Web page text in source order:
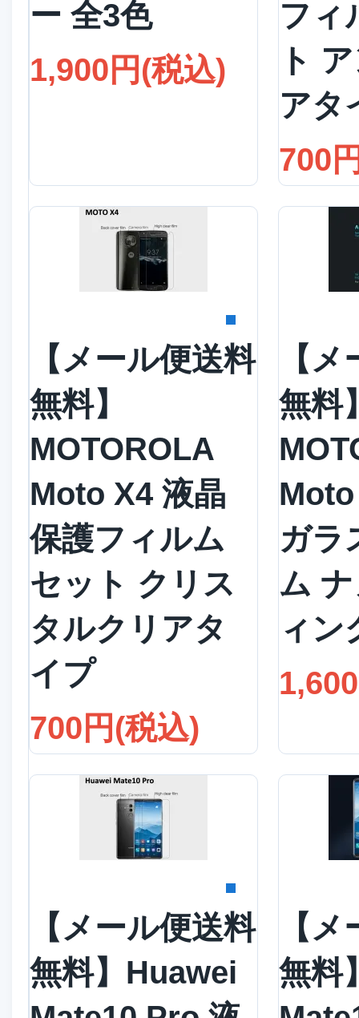
ー 全3色
1,900円(税込)
フィ
ト
アタ
700
【メール便送料
無料】
MOTOROLA
Moto X4 液晶
保護フィルム
セット クリス
タルクリアタ
イプ
700円(税込)
【
無料
ガラ
ム
ィン
【メール便送料
無料】Huawei
【
無料